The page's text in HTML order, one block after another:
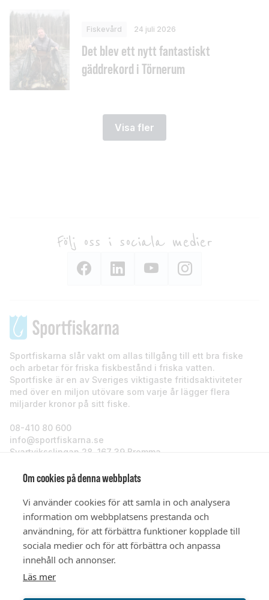
Om cookies på denna webbplats
Vi använder cookies för att samla in och analysera
information om webbplatsens prestanda och
användning, för att förbättra funktioner kopplade till
sociala medier och för att förbättra och anpassa
innehåll och annonser.
Läs mer
Fiskevård 24 juli 2026
Det blev ett nytt fantastiskt
gäddrekord i Törnerum
Visa fler
Följ oss i sociala medier
Sportfiskarna slår vakt om allas tillgång till ett bra fiske
och arbetar för friska fiskbestånd i friska vatten.
Sportfiske är en av Sveriges viktigaste fritidsaktiviteter
med över en miljon utövare som varje år lägger flera
miljarder kronor på sitt fiske.
08-410 80 600
info@sportfiskarna.se
Svartviksslingan 28, 167 39 Bromma
Sportfiskarna
Om oss
Stöd oss